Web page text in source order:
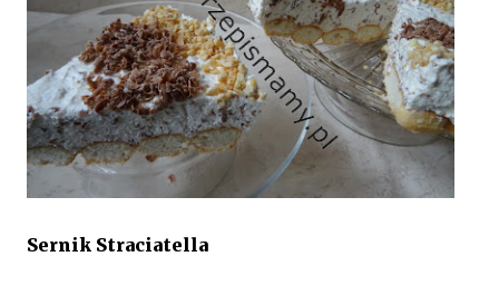
Sernik Straciatella